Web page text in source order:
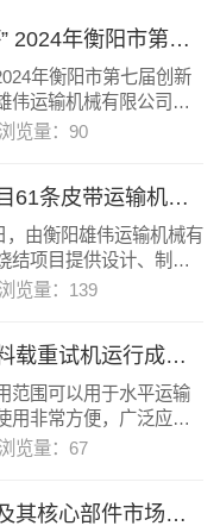
“邮储银行杯” 2024年衡阳市第七届创新创业大赛衡阳雄伟运输机械有限公司荣获一等奖。
年衡阳市第七届创新
伟运输机械有限公司荣
浏览量：90
越南烧结项目61条皮带运输机安装调试中
，由衡阳雄伟运输机械有
结项目提供设计、制造
机全部安装调试完毕，
浏览量：139
雄伟机械物料载重试机运行成功案例之一
范围可以用于水平运输
用非常方便，广泛应用
工业企业中，如：矿山
浏览量：67
带式输送机及其核心部件市场前景展望